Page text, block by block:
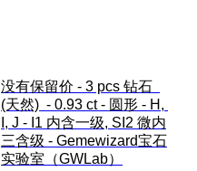
没有保留价 - 3 pcs 钻石
(天然)  - 0.93 ct - 圆形 - H,
I, J - I1 内含一级, SI2 微内
三含级 - Gemewizard宝石
实验室（GWLab）